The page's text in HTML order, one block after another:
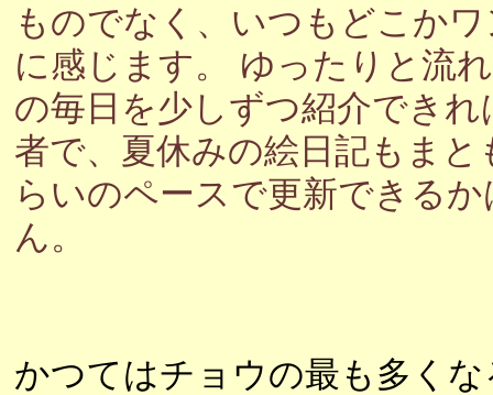
ものでなく、いつもどこか
に感じます。 ゆったりと流
の毎日を少しずつ紹介でき
者で、夏休みの絵日記もま
らいのペースで更新できる
ん。
かつてはチョウの最も多く